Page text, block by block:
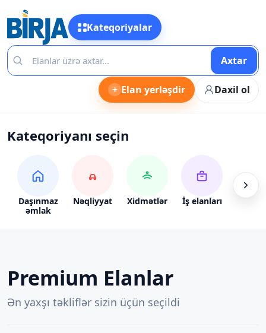
Kateqoriyalar
Axtar
+ Elan yerləşdir Daxil ol
Kateqoriyanı seçin
Daşınmaz
əmlak
Nəqliyyat Xidmətlər İş elanları Alış-
Premium Elanlar
Ən yaxşı təkliflər sizin üçün seçildi